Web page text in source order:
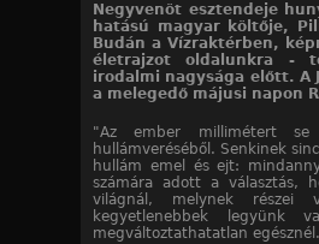
Negyvenöt esztendeje
hatású magyar költője,
Budán a Vízraktérben,
életrajzot oldalunkra -
irodalmi nagysága előtt. A
a melegedő májusi napon
"Az ember millimétert
hullámveréséből. Senkinek
hullám emel és ejt:
számára adott a választás,
világnál, melynek részei
kegyetlenebbek legyünk
megváltoztathatatlan